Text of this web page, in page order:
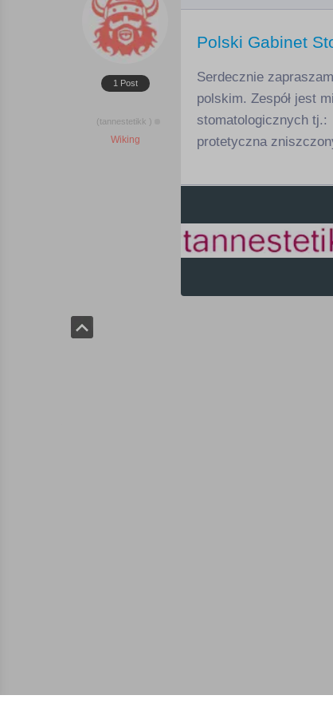
1 Post
(tannestetikk )
Wiking
Polski Gabinet
Serdecznie
polskim. Zespół jest
stomatologicznych
protetyczna